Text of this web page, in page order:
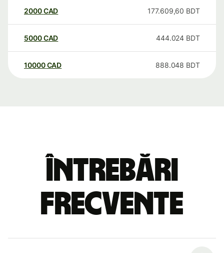
2000CAD 177.609,60 BDT
5000CAD 444.024 BDT
10000 CAD 888.048 BDT
Întrebări
frecvente